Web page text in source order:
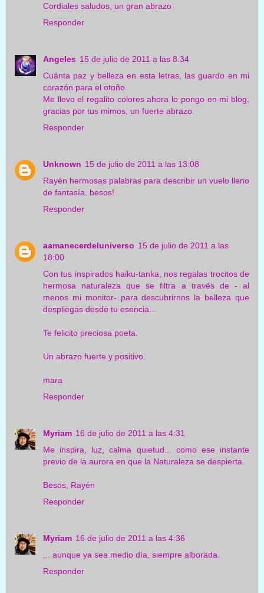
Cordiales saludos, un gran abrazo
Responder
Angeles 15 de julio de 2011 a las 8:34
Cuánta paz y belleza en esta letras, las guardo en mi
corazón para el otoño.
Me llevo el regalito colores ahora lo pongo en mi blog,
gracias por tus mimos, un fuerte abrazo.
Responder
Unknown 15 de julio de 2011 a las 13:08
Rayén hermosas palabras para describir un vuelo lleno
de fantasía. besos!
Responder
aamanecerdeluniverso 15 de julio de 2011 a las
18:00
Con tus inspirados haiku-tanka, nos regalas trocitos de
hermosa naturaleza que se filtra a través de - al
menos mi monitor- para descubrirnos la belleza que
despliegas desde tu esencia...
Te felicito preciosa poeta.
Un abrazo fuerte y positivo.
mara
Responder
Myriam 16 de julio de 2011 a las 4:31
Me inspira, luz, calma quietud... como ese instante
previo de la aurora en que la Naturaleza se despierta.
Besos, Rayén
Responder
Myriam 16 de julio de 2011 a las 4:36
... aunque ya sea medio día, siempre alborada.
Responder